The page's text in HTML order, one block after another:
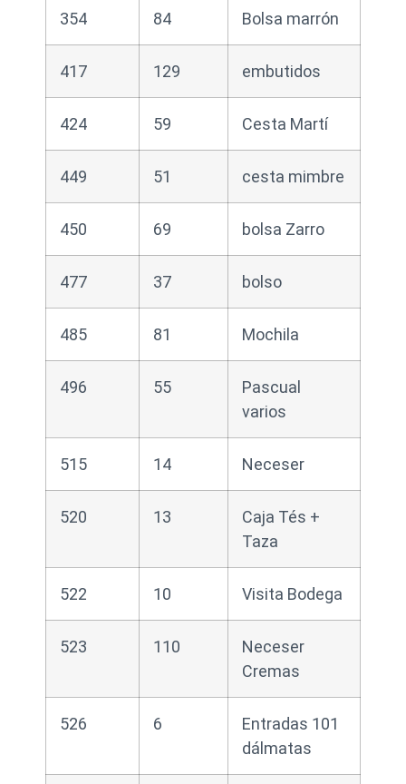
354 84 Bolsa marrón
417 129 embutidos
424 59 Cesta Martí
449 51 cesta mimbre
450 69 bolsa Zarro
477 37 bolso
485 81 Mochila
496 55
Pascual
varios
515 14 Neceser
520 13
Caja Tés +
Taza
522 10 Visita Bodega
523 110
Neceser
Cremas
526 6
Entradas 101
dálmatas